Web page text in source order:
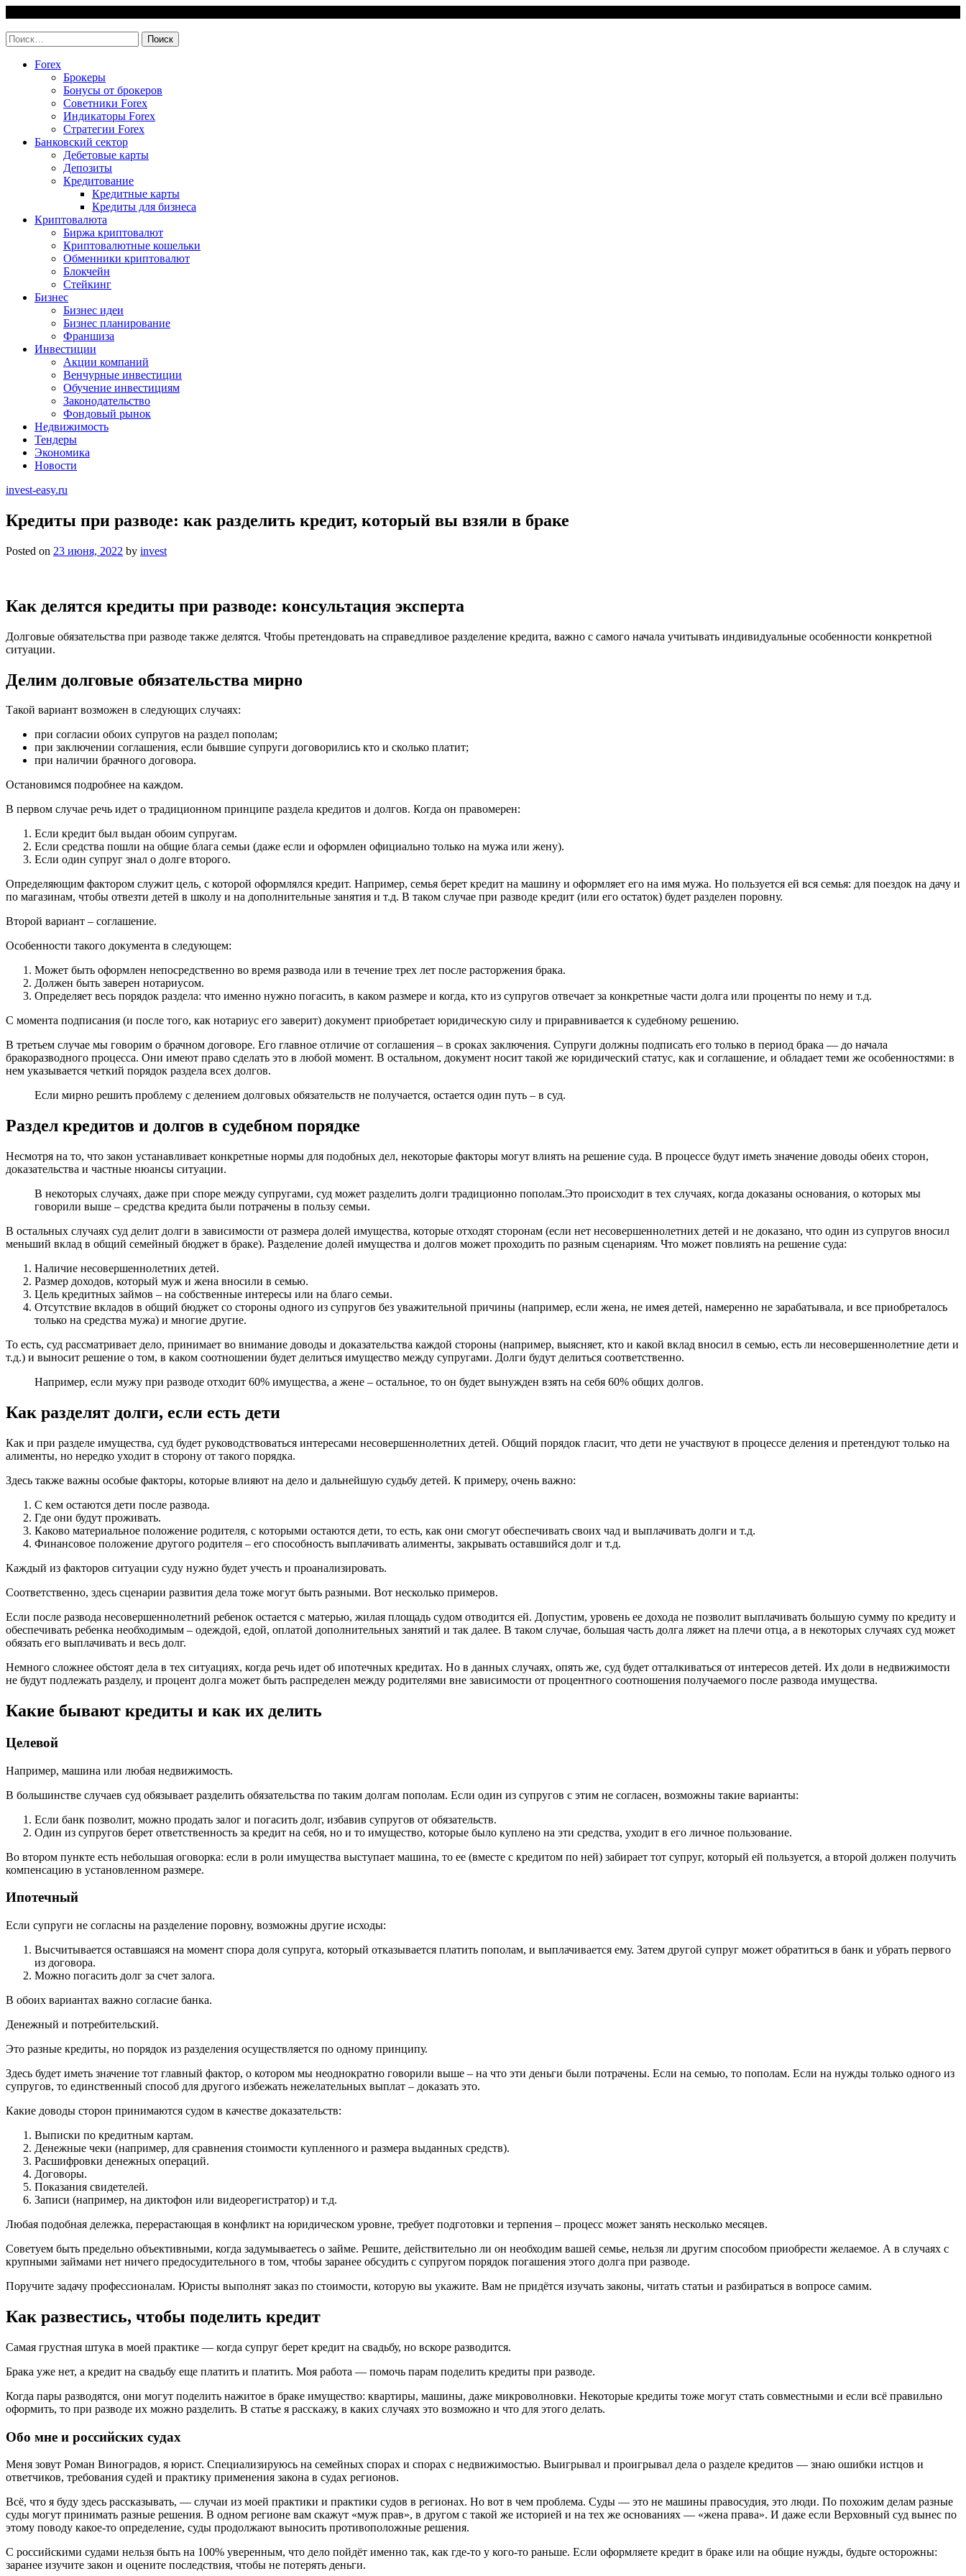
content
Найти:
Forex
Брокеры
Бонусы от брокеров
Советники Forex
Индикаторы Forex
Стратегии Forex
Банковский сектор
Дебетовые карты
Депозиты
Кредитование
Кредитные карты
Кредиты для бизнеса
Криптовалюта
Биржа криптовалют
Криптовалютные кошельки
Обменники криптовалют
Блокчейн
Стейкинг
Бизнес
Бизнес идеи
Бизнес планирование
Франшиза
Инвестиции
Акции компаний
Венчурные инвестиции
Обучение инвестициям
Законодательство
Фондовый рынок
Недвижимость
Тендеры
Экономика
Новости
invest-easy.ru
Кредиты при разводе: как разделить кредит, который вы взяли в браке
Posted on 23 июня, 2022 by invest
Как делятся кредиты при разводе: консультация эксперта
Долговые обязательства при разводе также делятся. Чтобы претендовать на справедливое разделение кредита, важно с самого начала учитывать индивидуальные особенности конкретной
ситуации.
Делим долговые обязательства мирно
Такой вариант возможен в следующих случаях:
при согласии обоих супругов на раздел пополам;
при заключении соглашения, если бывшие супруги договорились кто и сколько платит;
при наличии брачного договора.
Остановимся подробнее на каждом.
В первом случае речь идет о традиционном принципе раздела кредитов и долгов. Когда он правомерен:
Если кредит был выдан обоим супругам.
Если средства пошли на общие блага семьи (даже если и оформлен официально только на мужа или жену).
Если один супруг знал о долге второго.
Определяющим фактором служит цель, с которой оформлялся кредит. Например, семья берет кредит на машину и оформляет его на имя мужа. Но пользуется ей вся семья: для поездок на дачу и
по магазинам, чтобы отвезти детей в школу и на дополнительные занятия и т.д. В таком случае при разводе кредит (или его остаток) будет разделен поровну.
Второй вариант – соглашение.
Особенности такого документа в следующем:
Может быть оформлен непосредственно во время развода или в течение трех лет после расторжения брака.
Должен быть заверен нотариусом.
Определяет весь порядок раздела: что именно нужно погасить, в каком размере и когда, кто из супругов отвечает за конкретные части долга или проценты по нему и т.д.
С момента подписания (и после того, как нотариус его заверит) документ приобретает юридическую силу и приравнивается к судебному решению.
В третьем случае мы говорим о брачном договоре. Его главное отличие от соглашения – в сроках заключения. Супруги должны подписать его только в период брака — до начала
бракоразводного процесса. Они имеют право сделать это в любой момент. В остальном, документ носит такой же юридический статус, как и соглашение, и обладает теми же особенностями: в
нем указывается четкий порядок раздела всех долгов.
Если мирно решить проблему с делением долговых обязательств не получается, остается один путь – в суд.
Раздел кредитов и долгов в судебном порядке
Несмотря на то, что закон устанавливает конкретные нормы для подобных дел, некоторые факторы могут влиять на решение суда. В процессе будут иметь значение доводы обеих сторон,
доказательства и частные нюансы ситуации.
В некоторых случаях, даже при споре между супругами, суд может разделить долги традиционно пополам.Это происходит в тех случаях, когда доказаны основания, о которых мы
говорили выше – средства кредита были потрачены в пользу семьи.
В остальных случаях суд делит долги в зависимости от размера долей имущества, которые отходят сторонам (если нет несовершеннолетних детей и не доказано, что один из супругов вносил
меньший вклад в общий семейный бюджет в браке). Разделение долей имущества и долгов может проходить по разным сценариям. Что может повлиять на решение суда:
Наличие несовершеннолетних детей.
Размер доходов, который муж и жена вносили в семью.
Цель кредитных займов – на собственные интересы или на благо семьи.
Отсутствие вкладов в общий бюджет со стороны одного из супругов без уважительной причины (например, если жена, не имея детей, намеренно не зарабатывала, и все приобреталось
только на средства мужа) и многие другие.
То есть, суд рассматривает дело, принимает во внимание доводы и доказательства каждой стороны (например, выясняет, кто и какой вклад вносил в семью, есть ли несовершеннолетние дети и
т.д.) и выносит решение о том, в каком соотношении будет делиться имущество между супругами. Долги будут делиться соответственно.
Например, если мужу при разводе отходит 60% имущества, а жене – остальное, то он будет вынужден взять на себя 60% общих долгов.
Как разделят долги, если есть дети
Как и при разделе имущества, суд будет руководствоваться интересами несовершеннолетних детей. Общий порядок гласит, что дети не участвуют в процессе деления и претендуют только на
алименты, но нередко уходит в сторону от такого порядка.
Здесь также важны особые факторы, которые влияют на дело и дальнейшую судьбу детей. К примеру, очень важно:
С кем остаются дети после развода.
Где они будут проживать.
Каково материальное положение родителя, с которыми остаются дети, то есть, как они смогут обеспечивать своих чад и выплачивать долги и т.д.
Финансовое положение другого родителя – его способность выплачивать алименты, закрывать оставшийся долг и т.д.
Каждый из факторов ситуации суду нужно будет учесть и проанализировать.
Соответственно, здесь сценарии развития дела тоже могут быть разными. Вот несколько примеров.
Если после развода несовершеннолетний ребенок остается с матерью, жилая площадь судом отводится ей. Допустим, уровень ее дохода не позволит выплачивать большую сумму по кредиту и
обеспечивать ребенка необходимым – одеждой, едой, оплатой дополнительных занятий и так далее. В таком случае, большая часть долга ляжет на плечи отца, а в некоторых случаях суд может
обязать его выплачивать и весь долг.
Немного сложнее обстоят дела в тех ситуациях, когда речь идет об ипотечных кредитах. Но в данных случаях, опять же, суд будет отталкиваться от интересов детей. Их доли в недвижимости
не будут подлежать разделу, и процент долга может быть распределен между родителями вне зависимости от процентного соотношения получаемого после развода имущества.
Какие бывают кредиты и как их делить
Целевой
Например, машина или любая недвижимость.
В большинстве случаев суд обязывает разделить обязательства по таким долгам пополам. Если один из супругов с этим не согласен, возможны такие варианты:
Если банк позволит, можно продать залог и погасить долг, избавив супругов от обязательств.
Один из супругов берет ответственность за кредит на себя, но и то имущество, которые было куплено на эти средства, уходит в его личное пользование.
Во втором пункте есть небольшая оговорка: если в роли имущества выступает машина, то ее (вместе с кредитом по ней) забирает тот супруг, который ей пользуется, а второй должен получить
компенсацию в установленном размере.
Ипотечный
Если супруги не согласны на разделение поровну, возможны другие исходы:
Высчитывается оставшаяся на момент спора доля супруга, который отказывается платить пополам, и выплачивается ему. Затем другой супруг может обратиться в банк и убрать первого
из договора.
Можно погасить долг за счет залога.
В обоих вариантах важно согласие банка.
Денежный и потребительский.
Это разные кредиты, но порядок из разделения осуществляется по одному принципу.
Здесь будет иметь значение тот главный фактор, о котором мы неоднократно говорили выше – на что эти деньги были потрачены. Если на семью, то пополам. Если на нужды только одного из
супругов, то единственный способ для другого избежать нежелательных выплат – доказать это.
Какие доводы сторон принимаются судом в качестве доказательств:
Выписки по кредитным картам.
Денежные чеки (например, для сравнения стоимости купленного и размера выданных средств).
Расшифровки денежных операций.
Договоры.
Показания свидетелей.
Записи (например, на диктофон или видеорегистратор) и т.д.
Любая подобная дележка, перерастающая в конфликт на юридическом уровне, требует подготовки и терпения – процесс может занять несколько месяцев.
Советуем быть предельно объективными, когда задумываетесь о займе. Решите, действительно ли он необходим вашей семье, нельзя ли другим способом приобрести желаемое. А в случаях с
крупными займами нет ничего предосудительного в том, чтобы заранее обсудить с супругом порядок погашения этого долга при разводе.
Поручите задачу профессионалам. Юристы выполнят заказ по стоимости, которую вы укажите. Вам не придётся изучать законы, читать статьи и разбираться в вопросе самим.
Как развестись, чтобы поделить кредит
Самая грустная штука в моей практике — когда супруг берет кредит на свадьбу, но вскоре разводится.
Брака уже нет, а кредит на свадьбу еще платить и платить. Моя работа — помочь парам поделить кредиты при разводе.
Когда пары разводятся, они могут поделить нажитое в браке имущество: квартиры, машины, даже микроволновки. Некоторые кредиты тоже могут стать совместными и если всё правильно
оформить, то при разводе их можно разделить. В статье я расскажу, в каких случаях это возможно и что для этого делать.
Обо мне и российских судах
Меня зовут Роман Виноградов, я юрист. Специализируюсь на семейных спорах и спорах с недвижимостью. Выигрывал и проигрывал дела о разделе кредитов — знаю ошибки истцов и
ответчиков, требования судей и практику применения закона в судах регионов.
Всё, что я буду здесь рассказывать, — случаи из моей практики и практики судов в регионах. Но вот в чем проблема. Суды — это не машины правосудия, это люди. По похожим делам разные
суды могут принимать разные решения. В одном регионе вам скажут «муж прав», в другом с такой же историей и на тех же основаниях — «жена права». И даже если Верховный суд вынес по
этому поводу какое-то определение, суды продолжают выносить противоположные решения.
С российскими судами нельзя быть на 100% уверенным, что дело пойдёт именно так, как где-то у кого-то раньше. Если оформляете кредит в браке или на общие нужды, будьте осторожны:
заранее изучите закон и оцените последствия, чтобы не потерять деньги.